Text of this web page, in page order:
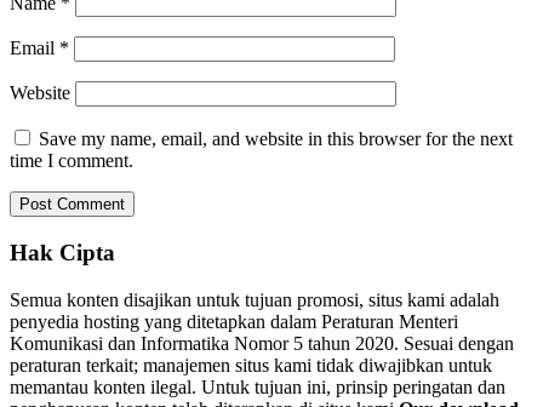
Email *
Website
Save my name, email, and website in this browser for the next
time I comment.
Hak Cipta
Semua konten disajikan untuk tujuan promosi, situs kami adalah
penyedia hosting yang ditetapkan dalam Peraturan Menteri
Komunikasi dan Informatika Nomor 5 tahun 2020. Sesuai dengan
peraturan terkait; manajemen situs kami tidak diwajibkan untuk
memantau konten ilegal. Untuk tujuan ini, prinsip peringatan dan